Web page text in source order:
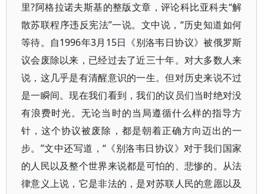
里?阿格拉诺夫斯基的整版文章，评论科比亚科夫“解
散苏联程序违反宪法”一说。文中说，“历史知道如何
等待。自1996年3月15日《别洛韦日协议》被俄罗斯
议会废除以来，已经过去了近三十年。对大多数人来
说，这几乎是有清醒意识的一生。但对历史来说不过
是一瞬间。现在我们看到，我们的议员们当时绝对没
有浪费时光。无论当时的当局遵循什么样的指导方
针，这个协议被废除，都是朝着正确方向迈出的一
步。”文中还写道，“《别洛韦日协议》对于我们国家
的人民以及整个世界来说都是可怕的、悲惨的。从法
律意义上说，它是非法的，是对苏联人民的意愿以及